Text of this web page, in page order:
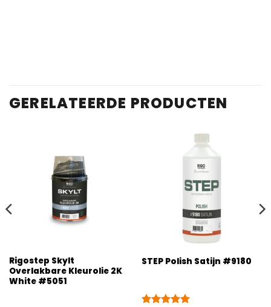
GERELATEERDE PRODUCTEN
Rigostep Skylt
Overlakbare Kleurolie 2K
White #5051
STEP Polish Satijn #9180